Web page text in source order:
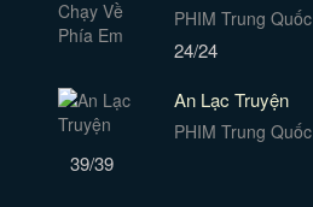
PHIM Trung Quốc
24/24
An Lạc Truyện
PHIM Trung Quốc
39/39